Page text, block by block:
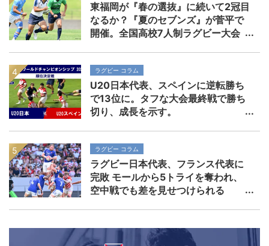
東福岡が『春の選抜』に続いて2冠目
なるか？『夏のセブンズ』が菅平で
開催。全国高校7人制ラグビー大会
ラグビー コラム
U20日本代表、スペインに逆転勝ち
で13位に。タフな大会最終戦で勝ち
切り、成長を示す。
ラグビー コラム
ラグビー日本代表、フランス代表に
完敗 モールから5トライを奪われ、
空中戦でも差を見せつけられる